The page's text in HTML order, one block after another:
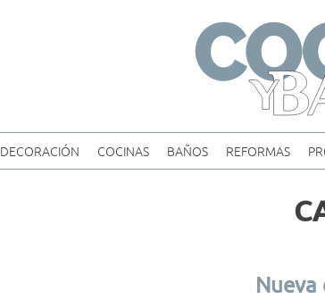
DECORACIÓN COCINAS BAÑOS REFORMAS
Nueva